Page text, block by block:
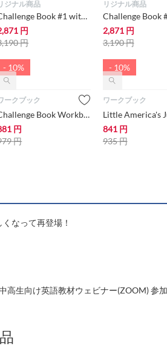
ジナル商品
Challenge Book #1 with Audio【小学生向け英語教材】
円
円
リジナル商品
2,871 円
3,190円
- 10%
ークブック
Challenge Book Workbook #2【小学生にオススメ 英語教材・ワークブック】
円
円
- 10%
ワークブック
841 円
935円
なって再登場！
高生向け英語教材ウェビナー(ZOOM) 参